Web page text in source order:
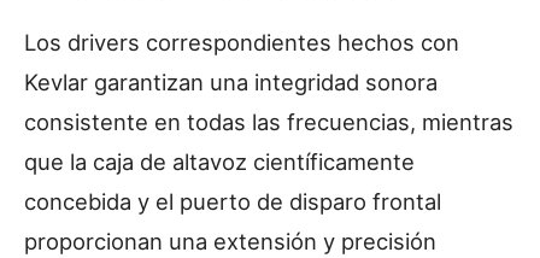
Los drivers correspondientes hechos con
Kevlar garantizan una integridad sonora
consistente en todas las frecuencias, mientras
que la caja de altavoz científicamente
concebida y el puerto de disparo frontal
proporcionan una extensión y precisión